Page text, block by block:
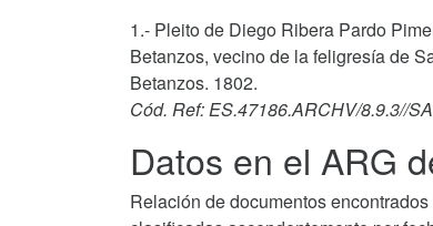
1.- Pleito de Diego Ribera Pardo
Betanzos, vecino de la feligresía de
Betanzos. 1802.
Cód. Ref: ES.47186.ARCHV/8.9.3//
Datos en el ARG
Relación de documentos